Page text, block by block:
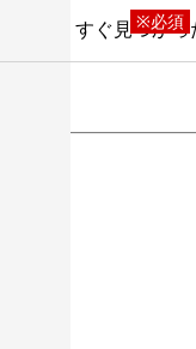
※必須
すぐ見つかっ